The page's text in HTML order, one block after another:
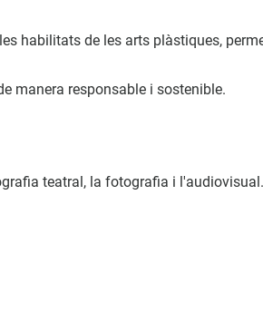
habilitats de les arts plàstiques,
manera responsable i sostenible.
teatral, la fotografia i